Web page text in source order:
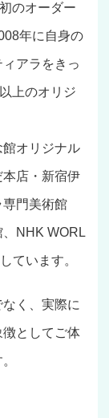
のオーダー
年に自身の
アラをきっ
上のオリジ
オリジナル
店・新宿伊
門美術館
、NHK WORL
ています。
く、実際に
としてご体